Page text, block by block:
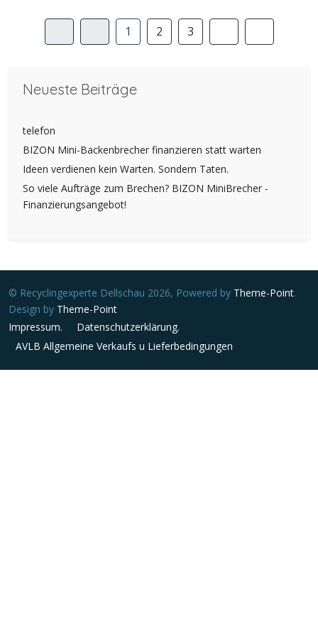
1 2 3
Neueste Beiträge
telefon
BIZON Mini-Backenbrecher finanzieren statt warten
Ideen verdienen kein Warten. Sondern Taten.
So viele Aufträge zum Brechen? BIZON MiniBrecher -
Finanzierungsangebot!
© Recyclingexperte Dellschau 2026, Powered by Theme-Point.
Design by Theme-Point
Impressum.
Datenschutzerklärung.
AVLB Allgemeine Verkaufs u Lieferbedingungen